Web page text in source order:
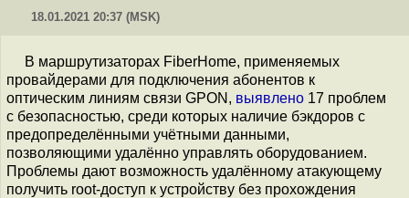
18.01.2021 20:37 (MSK)
В маршрутизаторах FiberHome, применяемых
провайдерами для подключения абонентов к
оптическим линиям связи GPON, выявлено 17 проблем
с безопасностью, среди которых наличие бэкдоров с
предопределёнными учётными данными,
позволяющими удалённо управлять оборудованием.
Проблемы дают возможность удалённому атакующему
получить root-доступ к устройству без прохождения